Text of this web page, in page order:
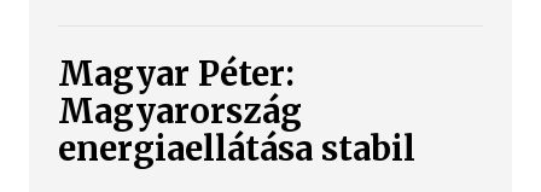
Magyar Péter:
Magyarország
energiaellátása stabil